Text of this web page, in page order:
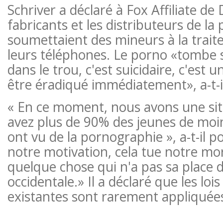
Schriver a déclaré à Fox Affiliate de
fabricants et les distributeurs de la
soumettaient des mineurs à la
leurs téléphones. Le porno «tombe
dans le trou, c'est suicidaire, c'est
être éradiqué immédiatement», a-
« En ce moment, nous avons une
avez plus de 90% des jeunes de
ont vu de la pornographie », a-t-il
notre motivation, cela tue notre
quelque chose qui n'a pas sa place
occidentale.» Il a déclaré que les
existantes sont rarement